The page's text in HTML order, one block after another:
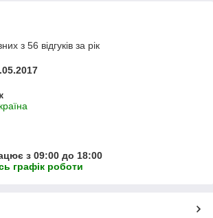
з 56 відгуків за рік
з 09:00 до 18:00
графік роботи